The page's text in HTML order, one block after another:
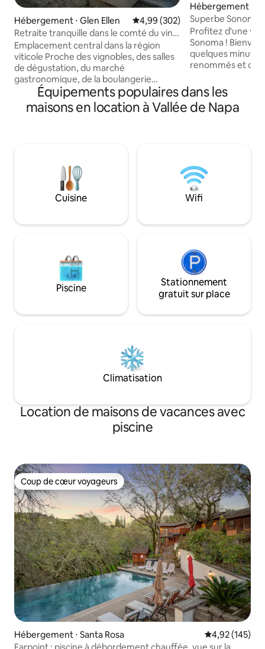
Hébergement ⋅ Glen Ellen Évaluation moyenne sur la
4,99 (302)
Retraite tranquille dans le comté du vin
avec bocce et jacuzzi !
Emplacement central dans la région
viticole Proche des vignobles, des salles
de dégustation, du marché
gastronomique, de la boulangerie
française et des restaurants Nouveau
luxe 3 chambres, 2,5 salles de bain
Jacuzzi et jeu de pétanque Nous
locale Draps, serviettes, peignoirs de spa
et articles de toilette fournis Café, thé et
sucre gratuits Énormes terrasses
extérieures avec 3 espaces salon, table à
jeux de société Livres pour enfants, jeux
Hébergement ⋅
Superbe Sonoma |
Pour 6 personnes
Profitez d'une
Sonoma ! Bienvenue à Sonoma Vista, à
quelques
renommés et du
familles, les couples ! Niché
collines bordées
paix moderne
d'une cuisine de
jeux à couper le souffle. À
une vaste
brasero et salon
Vista !
Équipements populaires dans les
maisons en location à Vallée de Napa
Cuisine Wifi
Piscine
Stationnement
gratuit sur place
Climatisation
Location de maisons de vacances avec
piscine
Coup de cœur voyageurs
Coup de cœur voyageurs
Hébergement ⋅ Santa Rosa Évaluation
4,92 (145)
Farpoint : piscine à débordement chauffée, vue sur la